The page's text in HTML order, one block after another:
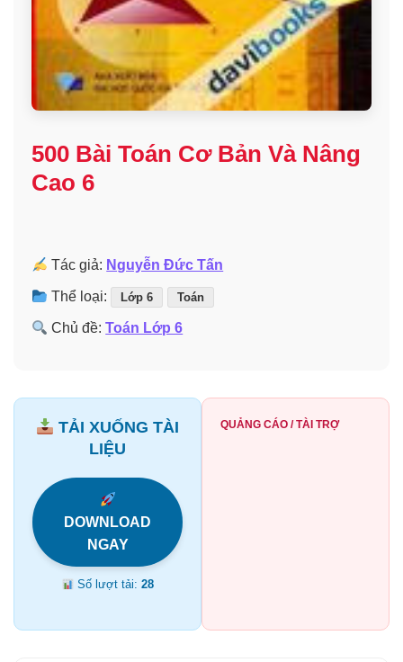
500 Bài Toán Cơ Bản Và Nâng
Cao 6
Tác giả: Nguyễn Đức Tấn
Thể loại: Lớp 6 Toán
Chủ đề:Toán Lớp 6
TẢI XUỐNG TÀI
LIỆU
DOWNLOAD
NGAY
Số lượt tải:28
QUẢNG CÁO / TÀI TRỢ